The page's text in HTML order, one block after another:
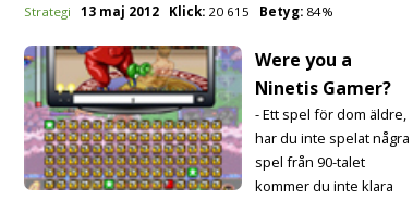
Strategi 13 maj 2012 Klick:20 615 Betyg: 84%
Were you a
Ninetis Gamer?
- Ett spel för dom äldre,
har du inte spelat några
spel från 90-talet
kommer du inte klara